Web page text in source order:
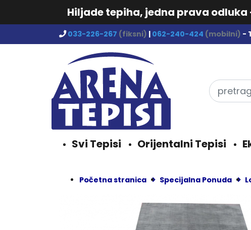
Hiljade tepiha, jedna prava
033-226-267 (fiksni) | 062-240-424 (mobilni) -
Svi Tepisi Orijentalni Tepisi
Početna stranica Specijalna Ponuda